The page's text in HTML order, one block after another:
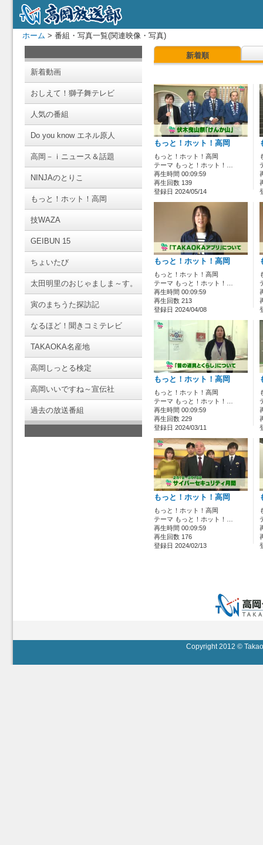
ホーム > 番組・写真一覧(関連映像・写真)
新着動画
おしえて！獅子舞テレビ
人気の番組
Do you know エネル原人
高岡－ｉニュース＆話題
NINJAのとりこ
もっと！ホット！高岡
技WAZA
GEIBUN 15
ちょいたび
太田明里のおじゃましま～す。
寅のまちうた探訪記
なるほど！聞きコミテレビ
TAKAOKA名産地
高岡しっとる検定
高岡いいですね～宣伝社
過去の放送番組
新着順
もっと！ホット！高岡
もっと！ホット！高岡
テーマ もっと！ホット！…
再生時間 00:09:59
再生回数 139
登録日 2024/05/14
もっと！ホット！高岡
もっと！ホット！高岡
テーマ もっと！ホット！…
再生時間 00:09:59
再生回数 213
登録日 2024/04/08
もっと！ホット！高岡
もっと！ホット！高岡
テーマ もっと！ホット！…
再生時間 00:09:59
再生回数 229
登録日 2024/03/11
もっと！ホット！高岡
もっと！ホット！高岡
テーマ もっと！ホット！…
再生時間 00:09:59
再生回数 176
登録日 2024/02/13
Copyright 2012 ©